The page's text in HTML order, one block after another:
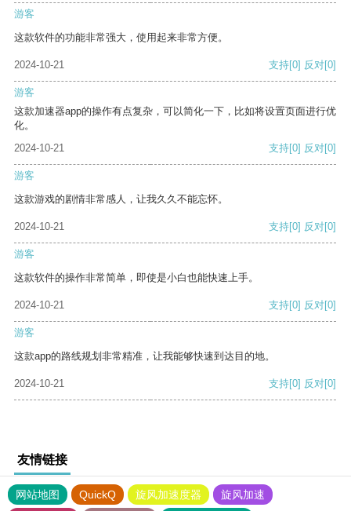
游客
这款软件的功能非常强大，使用起来非常方便。
2024-10-21 支持[0] 反对[0]
游客
这款加速器app的操作有点复杂，可以简化一下，比如将设置页面进行优
化。
2024-10-21
支持[0] 反对[0]
游客
这款游戏的剧情非常感人，让我久久不能忘怀。
2024-10-21 支持[0] 反对[0]
游客
这款软件的操作非常简单，即使是小白也能快速上手。
2024-10-21 支持[0] 反对[0]
游客
这款app的路线规划非常精准，让我能够快速到达目的地。
2024-10-21 支持[0] 反对[0]
友情链接
网站地图 QuickQ 旋风加速度器
旋风加速